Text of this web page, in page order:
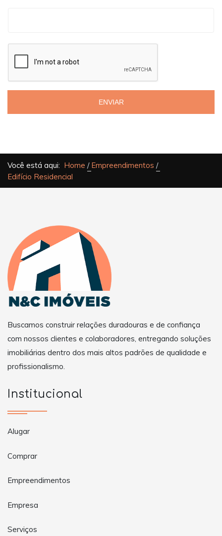
ENVIAR
Você está aqui: Home
Empreendimentos
Edifício Residencial
Buscamos construir relações duradouras e de confiança
com nossos clientes e colaboradores, entregando soluções
imobiliárias dentro dos mais altos padrões de qualidade e
profissionalismo.
Institucional
Alugar
Comprar
Empreendimentos
Empresa
Serviços